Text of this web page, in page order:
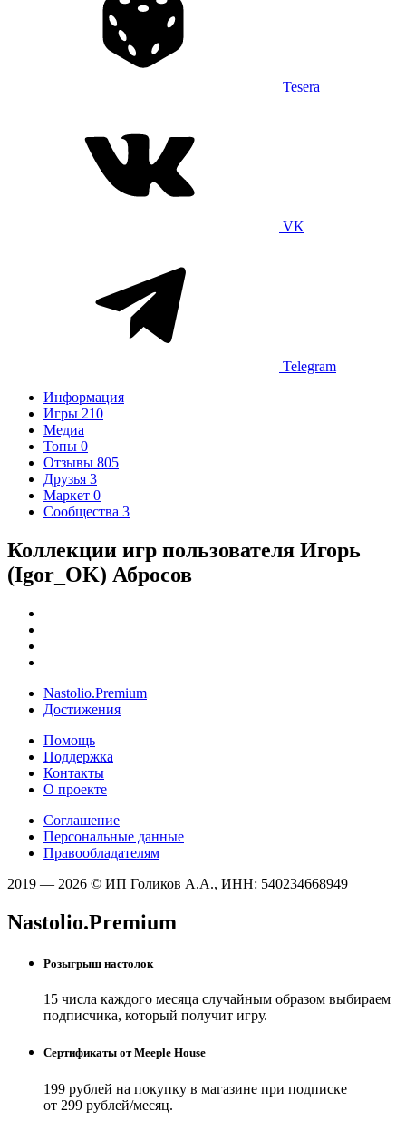
Tesera
VK
Telegram
Информация
Игры 210
Медиа
Топы 0
Отзывы 805
Друзья 3
Маркет 0
Сообщества 3
Коллекции игр пользователя Игорь
(Igor_OK) Абросов
Nastolio.Premium
Достижения
Помощь
Поддержка
Контакты
О проекте
Соглашение
Персональные данные
Правообладателям
2019 — 2026 © ИП Голиков А.А., ИНН: 540234668949
Nastolio.Premium
Розыгрыш настолок
15 числа каждого месяца случайным образом выбираем
подписчика, который получит игру.
Сертификаты от Meeple House
199 рублей на покупку в магазине при подписке
от 299 рублей/месяц.